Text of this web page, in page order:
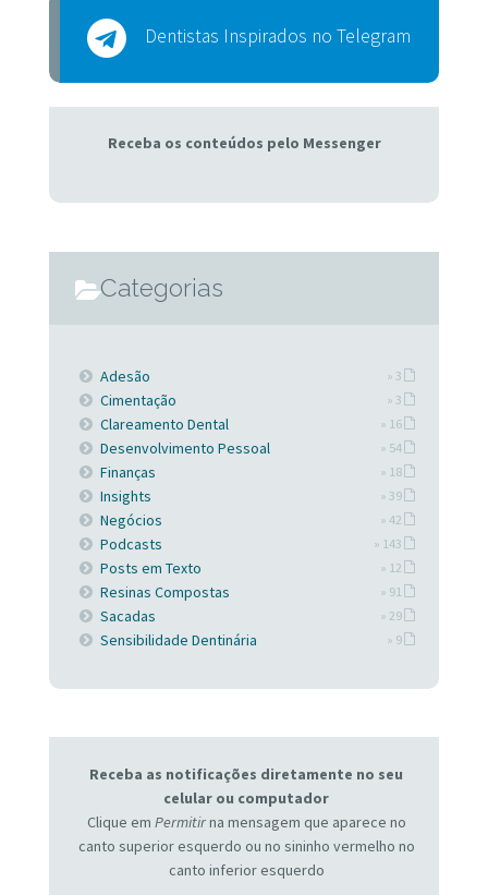
Dentistas Inspirados no Telegram
Receba os conteúdos pelo Messenger
Categorias
Adesão » 3
Cimentação » 3
Clareamento Dental » 16
Desenvolvimento Pessoal » 54
Finanças » 18
Insights » 39
Negócios » 42
Podcasts » 143
Posts em Texto » 12
Resinas Compostas » 91
Sacadas » 29
Sensibilidade Dentinária » 9
Receba as notificações diretamente no seu
celular ou computador
Clique em Permitirna mensagem que aparece no
canto superior esquerdo ou no sininho vermelho no
canto inferior esquerdo